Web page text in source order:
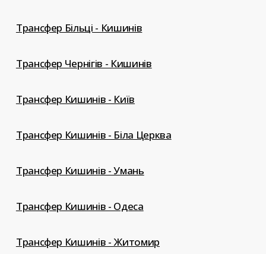
Трансфер Більці - Кишинів
Трансфер Чернігів - Кишинів
Трансфер Кишинів - Київ
Трансфер Кишинів - Біла Церква
Трансфер Кишинів - Умань
Трансфер Кишинів - Одеса
Трансфер Кишинів - Житомир